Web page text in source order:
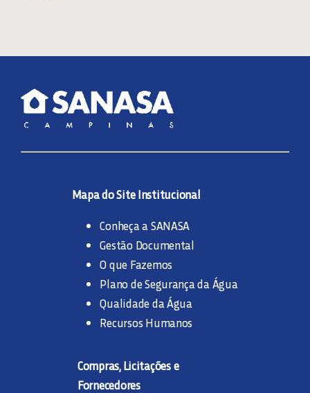
Mapa do Site Institucional
Conheça a SANASA
Gestão Documental
O que Fazemos
Plano de Segurança da Água
Qualidade da Água
Recursos Humanos
Compras, Licitações e
Fornecedores